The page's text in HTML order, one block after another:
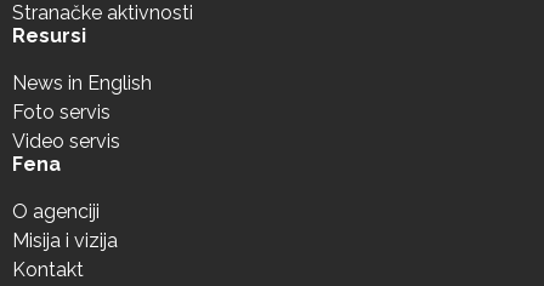
Stranačke aktivnosti
Resursi
News in English
Foto servis
Video servis
Fena
O agenciji
Misija i vizija
Kontakt